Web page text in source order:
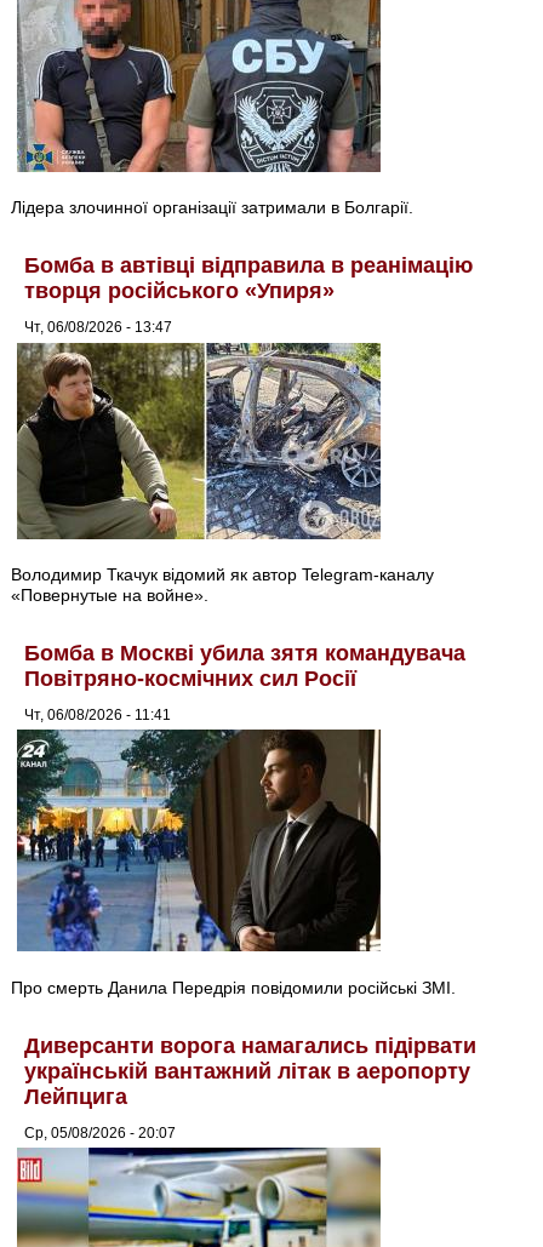
Лідера злочинної організації затримали в Болгарії.
Бомба в автівці відправила в реанімацію
творця російського «Упиря»
Чт, 06/08/2026 - 13:47
Володимир Ткачук відомий як автор Telegram-каналу
«Повернутые на войне».
Бомба в Москві убила зятя командувача
Повітряно-космічних сил Росії
Чт, 06/08/2026 - 11:41
Про смерть Данила Передрія повідомили російські ЗМІ.
Диверсанти ворога намагались підірвати
українській вантажний літак в аеропорту
Лейпцига
Ср, 05/08/2026 - 20:07